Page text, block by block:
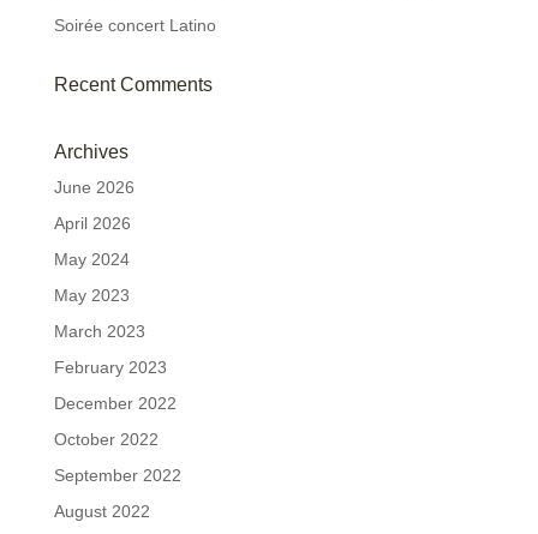
Soirée concert Latino
Recent Comments
Archives
June 2026
April 2026
May 2024
May 2023
March 2023
February 2023
December 2022
October 2022
September 2022
August 2022